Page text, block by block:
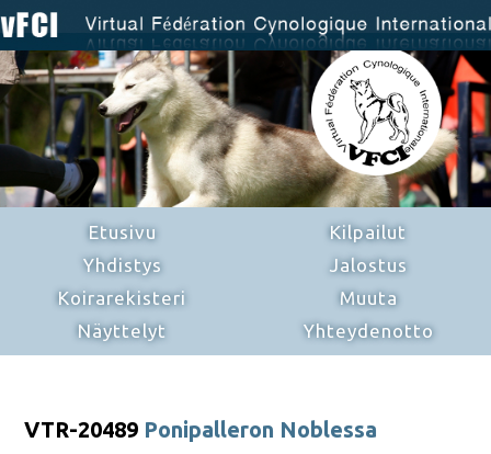
Etusivu
Yhdistys
Koirarekisteri
Näyttelyt
Kilpailut
Jalostus
Muuta
Yhteydenotto
VTR-20489 Ponipalleron Noblessa